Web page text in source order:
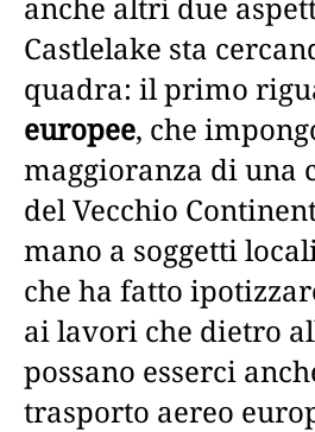
Castlelake sta
quadra: il primo
europee, che
maggioranza di una
del Vecchio
mano a soggetti
che ha fatto
ai lavori che dietro
possano esserci
trasporto aereo